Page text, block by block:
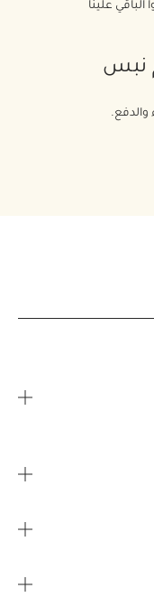
الباقي علينا
نبس
والدفع.